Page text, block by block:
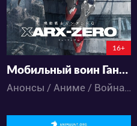
148:7:21:8
16+
Мобильный воин Гандам: RG XARX-ZERO
Анонсы / Аниме / Война / Драма / Космос / Меха / Фантастика